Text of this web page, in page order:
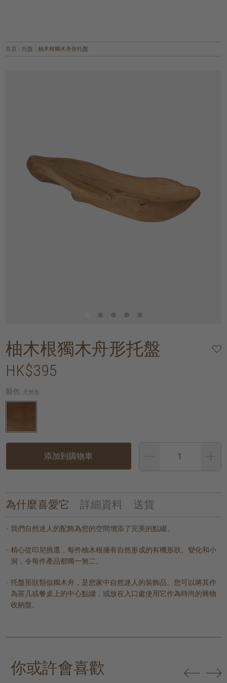
首頁 / 托盤 / 柚木根獨木舟形托盤
柚木根獨木舟形托盤
HK$395
顏色: 天然色
添加到購物車
為什麼喜愛它 詳細資料 送貨
我們自然迷人的配飾為您的空間增添了完美的點綴。
精心從印尼挑選，每件柚木根擁有自然形成的有機形狀、變化和小
洞，令每件產品都獨一無二。
托盤形狀類似獨木舟，是您家中自然迷人的裝飾品。您可以將其作
為茶几或餐桌上的中心點綴，或放在入口處使用它作為時尚的雜物
收納盤。
你或許會喜歡